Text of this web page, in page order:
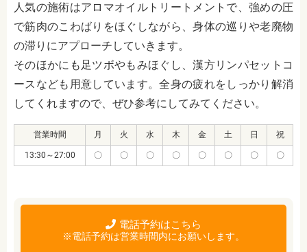
人気の施術はアロマオイルトリートメントで、強めの圧
で筋肉のこわばりをほぐしながら、身体の巡りや老廃物
の滞りにアプローチしていきます。
そのほかにも足ツボやもみほぐし、漢方リンパセットコ
ースなども用意しています。全身の疲れをしっかり解消
してくれますので、ぜひ参考にしてみてください。
営業時間 月 火 水 木 金 土 日 祝
13:30～27:00 〇 〇 〇 〇 〇 〇 〇 〇
電話予約はこちら
※電話予約は営業時間内にお願いします。